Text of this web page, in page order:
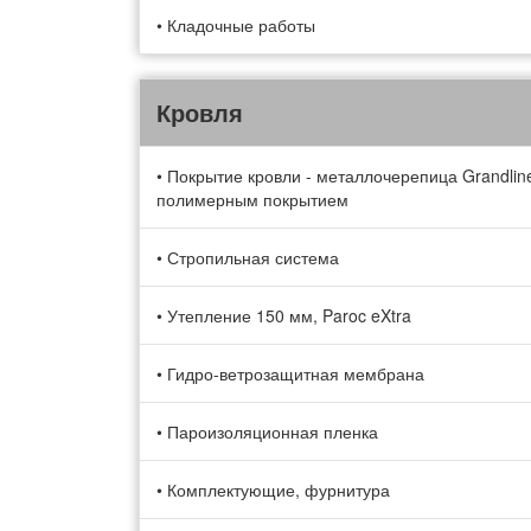
• Кладочные работы
Кровля
• Покрытие кровли - металлочерепица
полимерным покрытием
• Стропильная система
• Утепление 150 мм, Paroc eXtra
• Гидро-ветрозащитная мембрана
• Пароизоляционная пленка
• Комплектующие, фурнитура